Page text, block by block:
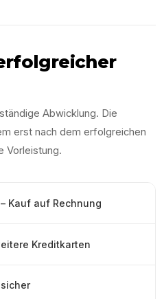
Abwicklung. Die
erst nach dem erfolgreichen
Vorleistung.
Kauf auf Rechnung
Kreditkarten